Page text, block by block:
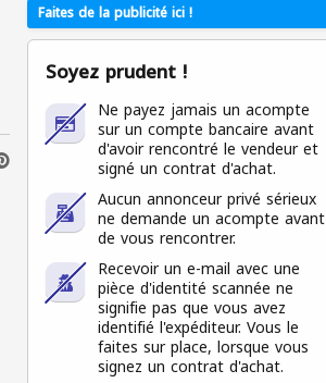
Faites de la publicité ici !
Soyez prudent !
Ne payez jamais un acompte
sur un compte bancaire avant
d'avoir rencontré le vendeur et
signé un contrat d'achat.
Aucun annonceur privé sérieux
ne demande un acompte avant
de vous rencontrer.
Recevoir un e-mail avec une
pièce d'identité scannée ne
signifie pas que vous avez
identifié l'expéditeur. Vous le
faites sur place, lorsque vous
signez un contrat d'achat.